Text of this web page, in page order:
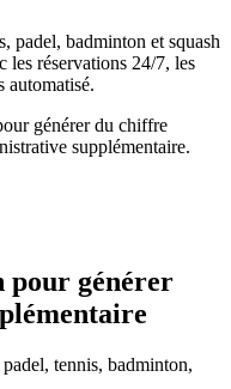
padel, badminton et squash
les réservations 24/7, les
automatisé.
générer du chiffre
supplémentaire.
pour générer
tennis, badminton,